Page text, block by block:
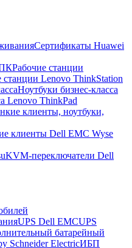
Сертификаты Huawei
ПКРабочие станции
станции Lenovo ThinkStation
Ноутбуки бизнес-класса
Lenovo ThinkPad
клиенты, ноутбуки,
клиенты Dell EMC Wyse
KVM-переключатели Dell
UPS Dell EMCUPS
батарейный
Schneider ElectricИБП